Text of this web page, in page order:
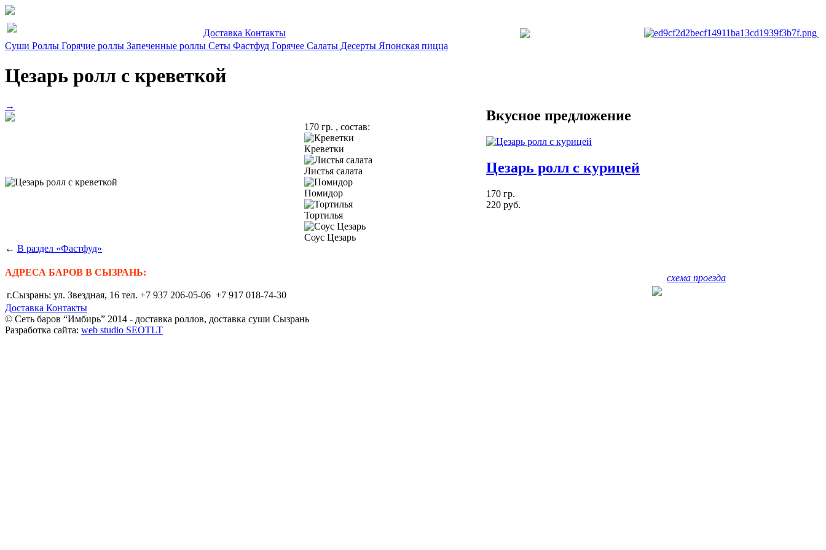
Доставка Контакты
Суши Роллы Горячие роллы Запеченные роллы Сеты Фастфуд Горячее Салаты Десерты Японская пицца
Цезарь ролл с креветкой
→
170 гр. , состав:
Креветки
Листья салата
Помидор
Тортилья
Соус Цезарь
← В раздел «Фастфуд»
Вкусное предложение
Цезарь ролл с курицей
170 гр.
220 руб.
АДРЕСА БАРОВ В СЫЗРАНЬ:
г.Сызрань: ул. Звездная, 16 тел. +7 937 206-05-06 +7 917 018-74-30
схема проезда
Доставка Контакты
© Сеть баров “Имбирь” 2014 - доставка роллов, доставка суши Сызрань
Разработка сайта: web studio SEOTLT